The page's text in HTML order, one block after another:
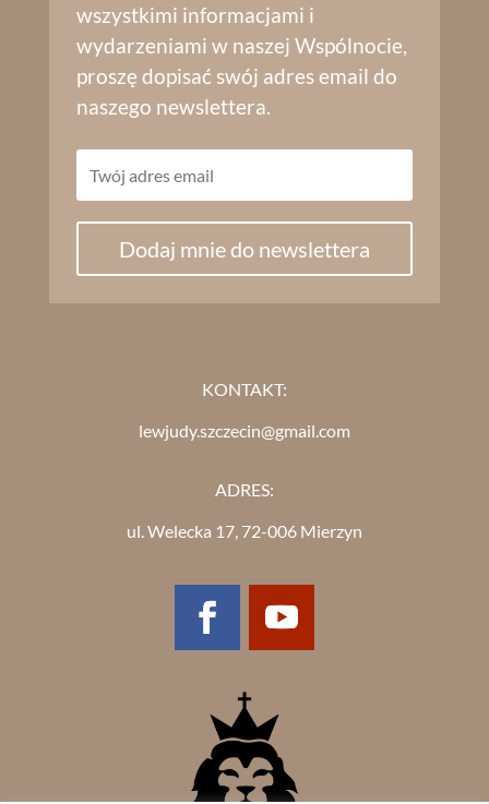
wszystkimi informacjami i
wydarzeniami w naszej Wspólnocie,
proszę dopisać swój adres email do
naszego newslettera.
Dodaj mnie do newslettera
KONTAKT:
lewjudy.szczecin@gmail.com
ADRES:
ul. Welecka 17, 72-006 Mierzyn